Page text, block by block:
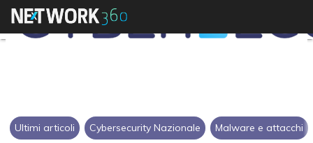
Ultimi articoli Cybersecurity Nazionale Malware e attacchi